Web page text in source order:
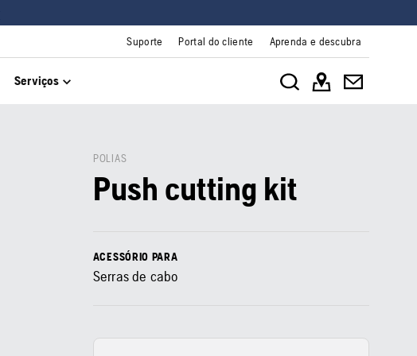
Suporte Portal do cliente Aprenda e descubra
Serviços
POLIAS
Push cutting kit
ACESSÓRIO PARA
Serras de cabo